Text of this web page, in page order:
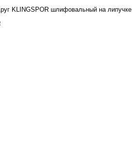
KLINGSPOR шлифовальный на липучке